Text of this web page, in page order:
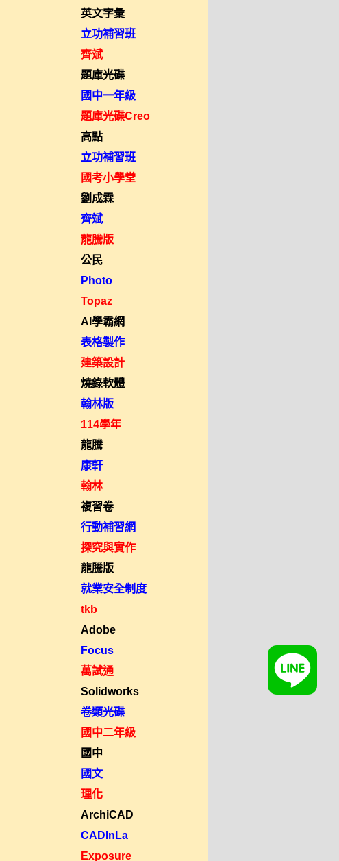
英文字彙
立功補習班
齊斌
題庫光碟
國中一年級
題庫光碟Creo
高點
立功補習班
國考小學堂
劉成霖
齊斌
龍騰版
公民
Photo
Topaz
AI學霸網
表格製作
建築設計
燒錄軟體
翰林版
114學年
龍騰
康軒
翰林
複習卷
行動補習網
探究與實作
龍騰版
就業安全制度
tkb
Adobe
Focus
萬試通
Solidworks
卷類光碟
國中二年級
國中
國文
理化
ArchiCAD
CADInLa
Exposure